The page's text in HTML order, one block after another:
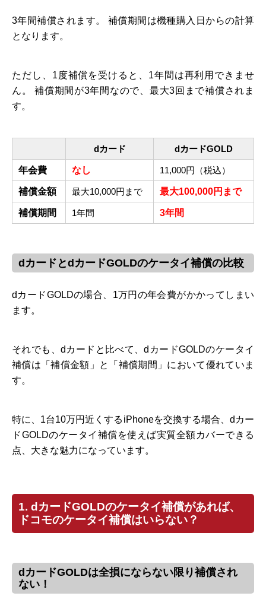
3年間補償されます。 補償期間は機種購入日からの計算
となります。
ただし、1度補償を受けると、1年間は再利用できませ
ん。 補償期間が3年間なので、最大3回まで補償されま
す。
dカード dカードGOLD
年会費 なし 11,000円（税込）
補償金額 最大10,000円まで 最大100,000円まで
補償期間 1年間 3年間
dカードとdカードGOLDのケータイ補償の比較
dカードGOLDの場合、1万円の年会費がかかってしまい
ます。
それでも、dカードと比べて、dカードGOLDのケータイ
補償は「補償金額」と「補償期間」において優れていま
す。
特に、1台10万円近くするiPhoneを交換する場合、dカー
ドGOLDのケータイ補償を使えば実質全額カバーできる
点、大きな魅力になっています。
1. dカードGOLDのケータイ補償があれば、
ドコモのケータイ補償はいらない？
dカードGOLDは全損にならない限り補償され
ない！